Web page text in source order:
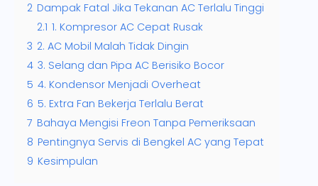
2 Dampak Fatal Jika Tekanan AC Terlalu Tinggi
2.1 1. Kompresor AC Cepat Rusak
3 2. AC Mobil Malah Tidak Dingin
4 3. Selang dan Pipa AC Berisiko Bocor
5 4. Kondensor Menjadi Overheat
6 5. Extra Fan Bekerja Terlalu Berat
7 Bahaya Mengisi Freon Tanpa Pemeriksaan
8 Pentingnya Servis di Bengkel AC yang Tepat
9 Kesimpulan